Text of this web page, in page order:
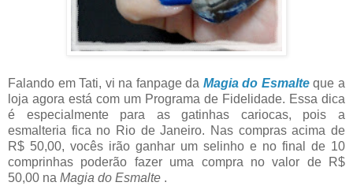
Falando em Tati, vi na fanpage da Magia do Esmalteque a
loja agora está com um Programa de Fidelidade. Essa dica
é especialmente para as gatinhas cariocas, pois a
esmalteria fica no Rio de Janeiro. Nas compras acima de
R$ 50,00, vocês irão ganhar um selinho e no final de 10
comprinhas poderão fazer uma compra no valor de R$
50,00 na Magia do Esmalte .